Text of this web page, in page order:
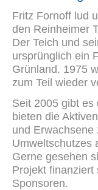
Fritz Fornoff lud
den Reinheimer
Der Teich und
ursprünglich ein
Grünland. 1975
zum Teil wieder
Seit 2005 gibt
bieten die
und Erwachsene
Umweltschutzes
Gerne gesehen
Projekt
Sponsoren.